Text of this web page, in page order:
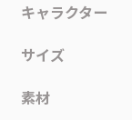
キャラクター
サイズ
素材